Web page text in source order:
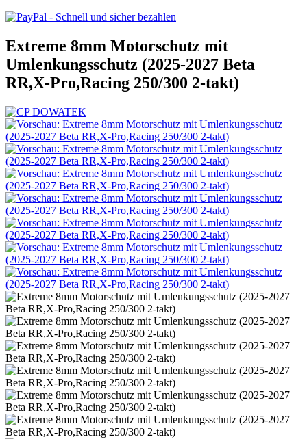
Extreme 8mm Motorschutz mit
Umlenkungsschutz (2025-2027 Beta
RR,X-Pro,Racing 250/300 2-takt)